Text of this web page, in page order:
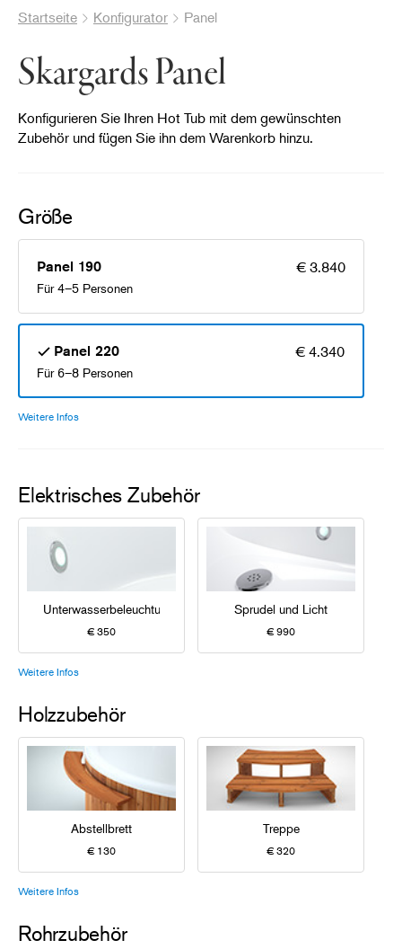
Startseite Konfigurator Panel
Skargards Panel
Konfigurieren Sie Ihren Hot Tub mit dem gewünschten
Zubehör und fügen Sie ihn dem Warenkorb hinzu.
Größe
Panel 190 € 3.840
Für 4–5 Personen
Panel 220 € 4.340
Für 6–8 Personen
Weitere Infos
Elektrisches Zubehör
Unterwasserbeleuchtung
€ 350
Sprudel und Licht
€ 990
Weitere Infos
Holzzubehör
Abstellbrett
€ 130
Treppe
€ 320
Weitere Infos
Rohrzubehör